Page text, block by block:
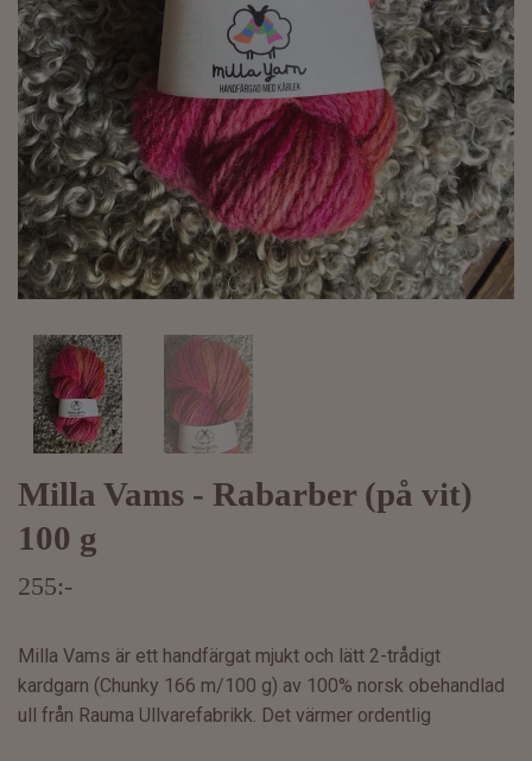
Milla Vams - Rabarber (på vit)
100 g
255:-
Milla Vams är ett handfärgat mjukt och lätt 2-trådigt
kardgarn (Chunky 166 m/100 g) av 100% norsk obehandlad
ull från Rauma Ullvarefabrikk. Det värmer ordentlig